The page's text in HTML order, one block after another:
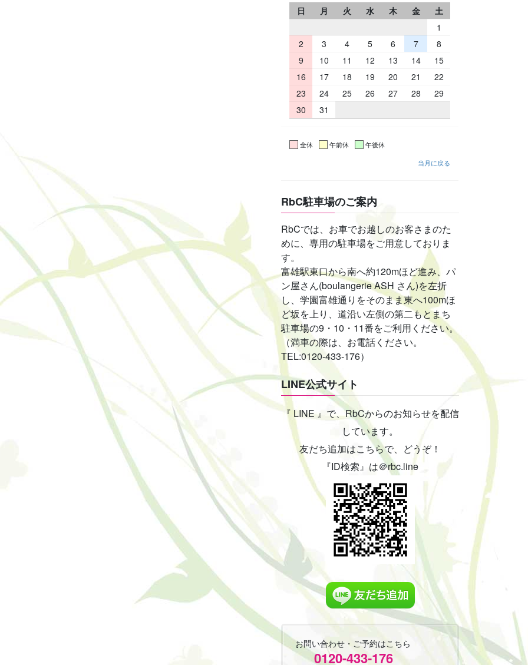
日 月 火 水 木 金
土
1
2
3 4 5 6 7
8
9
10 11 12 13 14
15
16
17 18 19 20 21
22
23
24 25 26 27 28
29
30
31
全休 午前休
午後休
当月に戻る
RbC駐車場のご案内
RbCでは、お車でお越しのお客さまのた
めに、専用の駐車場をご用意しておりま
す。
富雄駅東口から南へ約120mほど進み、パ
ン屋さん(boulangerie ASH さん)を左折
し、学園富雄通りをそのまま東へ100mほ
ど坂を上り、道沿い左側の第二もとまち
駐車場の9・10・11番をご利用ください。
（満車の際は、お電話ください。
TEL:0120-433-176）
LINE公式サイト
『 LINE 』で、RbCからのお知らせを配信
しています。
友だち追加はこちらで、どうぞ！
『ID検索』は＠rbc.line
お問い合わせ・ご予約はこちら
0120-433-176